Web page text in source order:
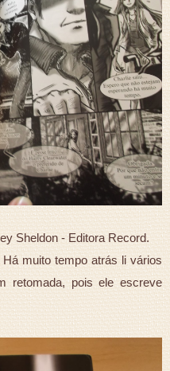
Sheldon - Editora Record.
muito tempo atrás li vários
retomada, pois ele escreve